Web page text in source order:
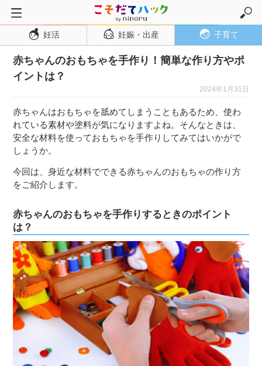
トップページ
妊活
妊娠・出産
妊娠初期
妊娠中期
出産
０歳児
１歳児
２歳児
３〜６歳児
７〜１２歳児
妊活 妊娠・出産 子育て
赤ちゃんのおもちゃを手作り！簡単な作り方やポ
イントは？
2024年1月31日
赤ちゃんはおもちゃを舐めてしまうこともあるため、使わ
れている素材や塗料が気になりますよね。そんなときは、
安全な材料を使っておもちゃを手作りしてみてはいかがで
しょうか。
今回は、身近な材料でできる赤ちゃんのおもちゃの作り方
をご紹介します。
赤ちゃんのおもちゃを手作りするときのポイント
は？